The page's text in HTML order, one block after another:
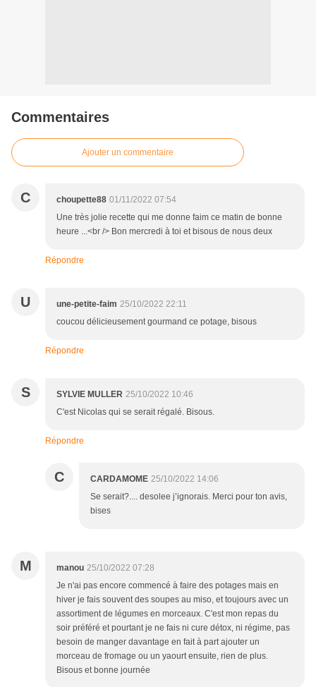
Commentaires
Ajouter un commentaire
C choupette88 01/11/2022 07:54
Une très jolie recette qui me donne faim ce matin de bonne
heure ...<br /> Bon mercredi à toi et bisous de nous deux
Répondre
U une-petite-faim 25/10/2022 22:11
coucou délicieusement gourmand ce potage, bisous
Répondre
S SYLVIE MULLER 25/10/2022 10:46
C'est Nicolas qui se serait régalé. Bisous.
Répondre
C CARDAMOME 25/10/2022 14:06
Se serait?.... desolee j’ignorais. Merci pour ton avis,
bises
M manou 25/10/2022 07:28
Je n'ai pas encore commencé à faire des potages mais en
hiver je fais souvent des soupes au miso, et toujours avec un
assortiment de légumes en morceaux. C'est mon repas du
soir préféré et pourtant je ne fais ni cure détox, ni régime, pas
besoin de manger davantage en fait à part ajouter un
morceau de fromage ou un yaourt ensuite, rien de plus.
Bisous et bonne journée